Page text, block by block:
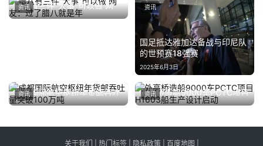
腊八有三件“大事”可以做 网
友：过了腊八就是年
2024年1月18日
资讯
国足抵达雅加达备战与印尼队
的世预赛18强赛
2025年6月3日
资讯
成都国际航空枢纽年货邮吞吐
量突破100万吨
2024年12月24日
资讯
外高桥造船9000车PCTC项目
H1603船生产设计启动
2023年9月25日
资讯
关于我们 热门标签 隐私政策 百度地图